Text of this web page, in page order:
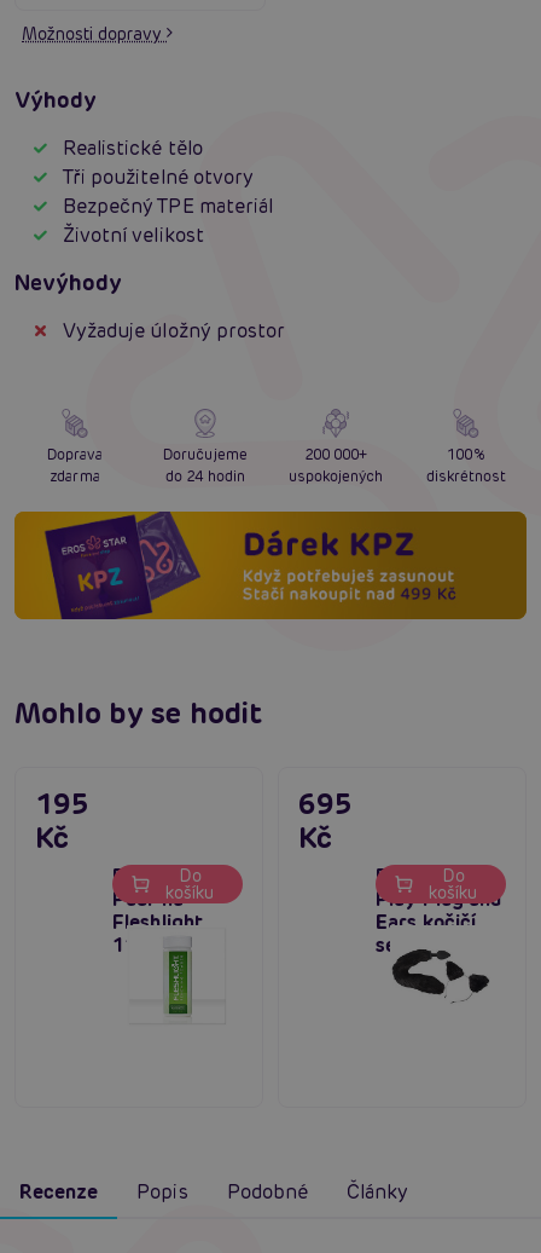
Možnosti dopravy
Výhody
Realistické tělo
Tři použitelné otvory
Bezpečný TPE materiál
Životní velikost
Nevýhody
Vyžaduje úložný prostor
Doprava
zdarma
Doručujeme
do 24 hodin
200 000+
uspokojených
100%
diskrétnost
Mohlo by se hodit
Fleshlight
Pudr na
Fleshlight
118 ml
195
Kč
Do
košíku
Bad Kitty Pet
Play Plug and
Ears kočičí
set
695
Kč
Do
košíku
Recenze Popis Podobné Články